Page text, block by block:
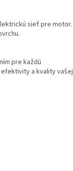
sieť pre motor.
pre každú
a kvality vašej